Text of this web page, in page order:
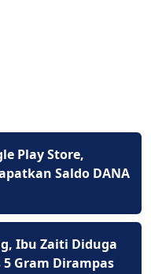
Play Store,
Saldo DANA
Ibu Zaiti Diduga
Gram Dirampas